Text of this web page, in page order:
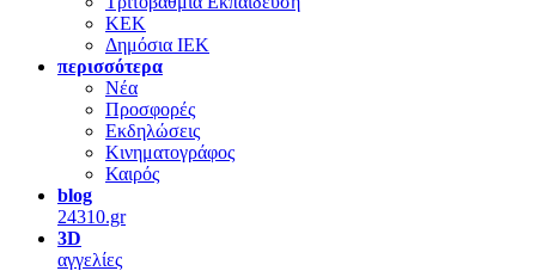
ΚΕΚ
Δημόσια ΙΕΚ
περισσότερα
Νέα
Προσφορές
Εκδηλώσεις
Κινηματογράφος
Καιρός
blog
24310.gr
3D
αγγελίες